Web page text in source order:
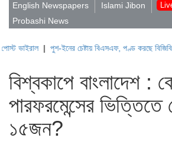
English Newspapers
Islami Jibon
Probashi News
পুশ-ইনের চেষ্টায় বিএসএফ, পণ্ড করছে বিজিবি|
বিশ্বকাপে বাংলাদেশ :
পারফরমেন্সের
১৫জন?